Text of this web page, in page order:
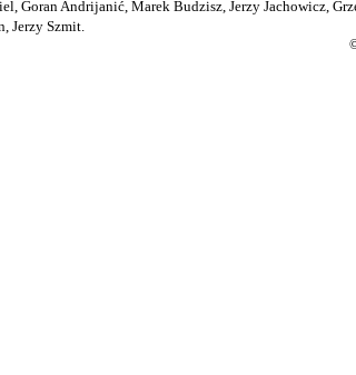
Goran Andrijanić, Marek Budzisz, Jerzy Jachowicz,
Jerzy Szmit.